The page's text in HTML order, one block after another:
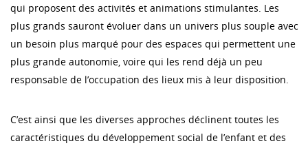
qui proposent des activités et animations stimulantes. Les
plus grands sauront évoluer dans un univers plus souple avec
un besoin plus marqué pour des espaces qui permettent une
plus grande autonomie, voire qui les rend déjà un peu
responsable de l’occupation des lieux mis à leur disposition.
C’est ainsi que les diverses approches déclinent toutes les
caractéristiques du développement social de l’enfant et des